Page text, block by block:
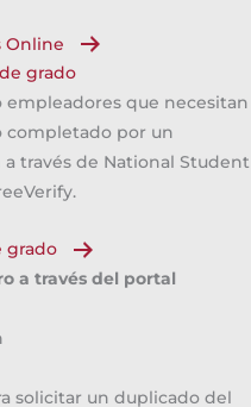
Online
grado
empleadores que necesitan
completado por un
a través de National Student
grado
a través del portal
solicitar un duplicado del